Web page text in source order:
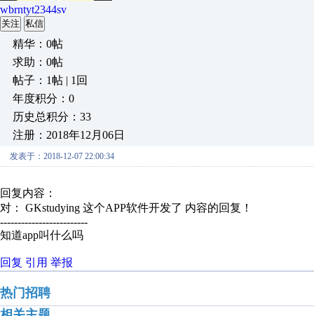
wbrntyt2344sv
关注 私信
精华：0帖
求助：0帖
帖子：1帖 | 1回
年度积分：0
历史总积分：33
注册：2018年12月06日
发表于：2018-12-07 22:00:34
回复内容：
对： GKstudying 这个APP软件开发了 内容的回复！
-------------------------
知道app叫什么吗
回复 引用 举报
热门招聘